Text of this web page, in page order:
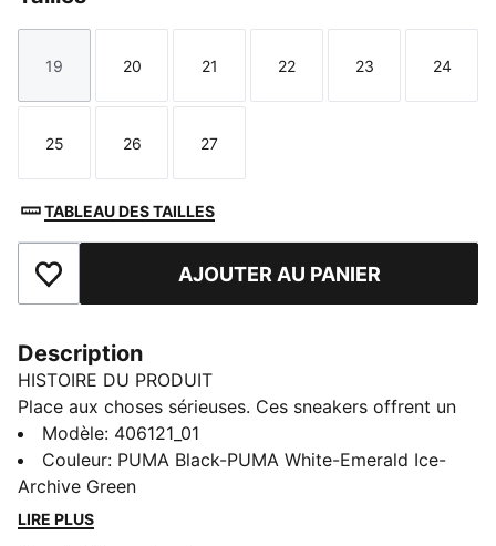
Taille
19
Taille
20
Taille
21
Taille
22
Taille
23
Taille
24
Taille
25
Taille
26
Taille
27
TABLEAU DES TAILLES
Ajouter aux favorisAJOUTER AU PANIER
Description
HISTOIRE DU PRODUIT
Place aux choses sérieuses. Ces sneakers offrent un
maximum de confort aux enfants de la récré jusqu’à
l’heure de la sieste. Leur look est inspiré des
chaussures de basketball rétro des années 80.
CARACTÉRISTIQUES + AVANTAGES
Modèle: 406121_01
Couleur: PUMA Black-PUMA White-Emerald Ice-
Archive Green
LIRE PLUS